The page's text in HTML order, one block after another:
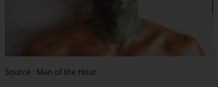
Source : Man of the Hour